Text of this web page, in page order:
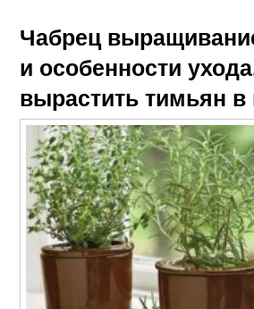
Чабрец
и особенности
вырастить тимьян в